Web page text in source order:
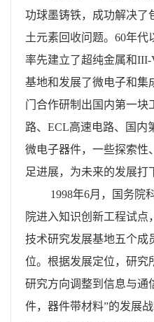
功球墨铸铁，成功解决了
土元素回收问题。 60年代
率先建立了超纯金属和III-
基地和发展了微电子和集
门合作研制出国内第一块
路、 ECL高速电路、国内
微电子器件，一些探索性
足进展，为未来的发展打
1998年6月，国务院
院进入知识创新工程试点
技术研究发展基地五个成
位。根据发展定位，研究
研究方向调整到信息与通
件，器件带材料”的发展